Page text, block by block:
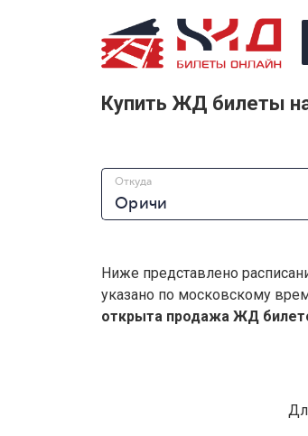
Купить ЖД билеты
Откуда
Ниже представлено
указано по московскому
открыта продажа ЖД